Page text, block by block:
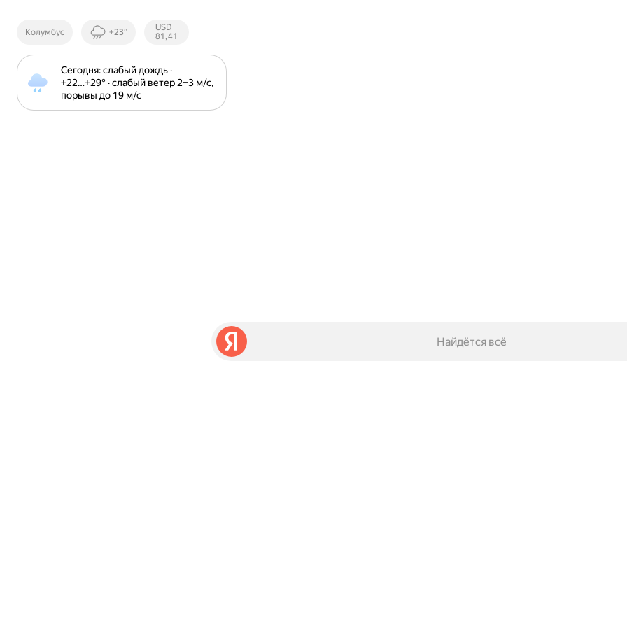
Колумбус +23°
Курсы ЦБ
РФ
USD
81,41
Сегодня: слабый дождь ·
+22⁠…⁠+29⁠° · слабый ветер 2⁠–⁠3 м⁠/⁠с,
порывы до 19 м⁠/⁠с